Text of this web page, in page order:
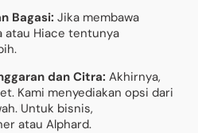
Bagasi: Jika membawa
atau Hiace tentunya
dan Citra: Akhirnya,
Kami menyediakan opsi dari
Untuk bisnis,
atau Alphard.